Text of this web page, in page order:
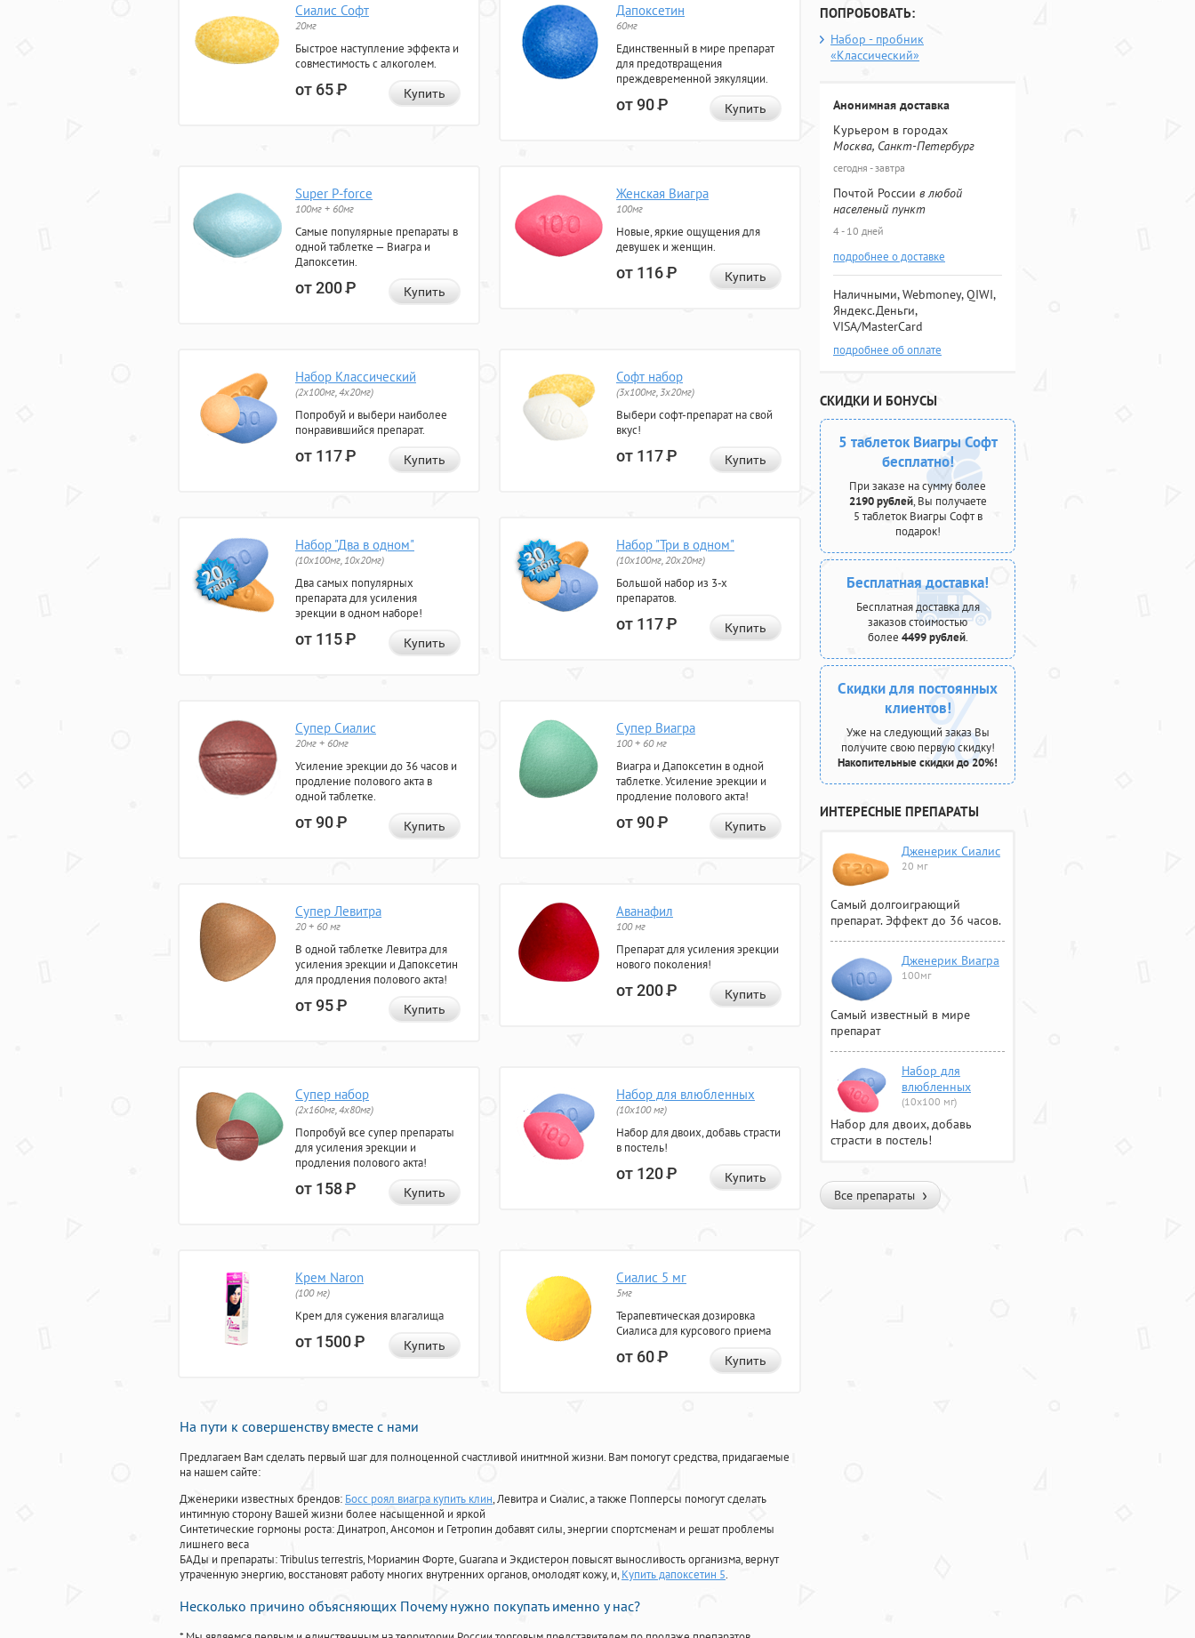
Сиалис Софт
20мг
Быстрое наступление эффекта и
совместимость с алкоголем.
от 65Р Купить
Дапоксетин
60мг
Единственный в мире препарат
для предотвращения
преждевременной эякуляции.
от 90Р Купить
Super P-force
100мг + 60мг
Самые популярные препараты в
одной таблетке — Виагра и
Дапоксетин.
от 200Р Купить
Женская Виагра
100мг
Новые, яркие ощущения для
девушек и женщин.
от 116Р Купить
Набор Классический
(2x100мг, 4x20мг)
Попробуй и выбери наиболее
понравившийся препарат.
от 117Р Купить
Софт набор
(3x100мг, 3x20мг)
Выбери софт-препарат на свой
вкус!
от 117Р Купить
Набор "Два в одном"
(10x100мг, 10x20мг)
Два самых популярных
препарата для усиления
эрекции в одном наборе!
от 115Р Купить
Набор "Три в одном"
(10x100мг, 20x20мг)
Большой набор из 3-х
препаратов.
от 117Р Купить
Супер Сиалис
20мг + 60мг
Усиление эрекции до 36 часов и
продление полового акта в
одной таблетке.
от 90Р Купить
Супер Виагра
100 + 60 мг
Виагра и Дапоксетин в одной
таблетке. Усиление эрекции и
продление полового акта!
от 90Р Купить
Супер Левитра
20 + 60 мг
В одной таблетке Левитра для
усиления эрекции и Дапоксетин
для продления полового акта!
от 95Р Купить
Аванафил
100 мг
Препарат для усиления эрекции
нового поколения!
от 200Р Купить
Супер набор
(2х160мг, 4х80мг)
Попробуй все супер препараты
для усиления эрекции и
продления полового акта!
от 158Р Купить
Набор для влюбленных
(10х100 мг)
Набор для двоих, добавь страсти
в постель!
от 120Р Купить
Крем Naron
(100 мг)
Крем для сужения влагалища
от 1500Р Купить
Сиалис 5 мг
5мг
Терапевтическая дозировка
Сиалиса для курсового приема
от 60Р Купить
На пути к совершенству вместе с нами
Предлагаем Вам сделать первый шаг для полноценной счастливой инитмной жизни. Вам помогут средства, придагаемые
на нашем сайте:
Дженерики известных брендов: Босс роял виагра купить клин, Левитра и Сиалис, а также Попперсы помогут сделать
интимную сторону Вашей жизни более насыщенной и яркой
Синтетические гормоны роста: Динатроп, Ансомон и Гетропин добавят силы, энергии спортсменам и решат проблемы
лишнего веса
БАДы и препараты:Tribulus terrestris, Мориамин Форте, Guarana и Экдистерон повысят выносливость организма, вернут
утраченную энергию, восстановят работу многих внутренних органов, омолодят кожу, и, Купить дапоксетин 5.
Несколько причино объясняющих Почему нужно покупать именно у нас?
ПОПРОБОВАТЬ:
Набор - пробник
«Классический»
Анонимная доставка
Курьером в городах
Москва, Санкт-Петербург
сегодня - завтра
Почтой России в любой
населеный пункт
4 - 10 дней
подробнее о доставке
Наличными, Webmoney, QIWI,
Яндекс.Деньги,
VISA/MasterCard
подробнее об оплате
СКИДКИ И БОНУСЫ
5 таблеток Виагры Софт
бесплатно!
При заказе на сумму более
2190 рублей, Вы получаете
5 таблеток Виагры Софт в
подарок!
Бесплатная доставка!
Бесплатная доставка для
заказов стоимостью
более 4499 рублей.
Скидки для постоянных
клиентов!
Уже на следующий заказ Вы
получите свою первую скидку!
Накопительные скидки до 20%!
ИНТЕРЕСНЫЕ ПРЕПАРАТЫ
Дженерик Сиалис
20 мг
Самый долгоиграющий
препарат. Эффект до 36 часов.
Дженерик Виагра
100мг
Самый известный в мире
препарат
Набор для
влюбленных
(10х100 мг)
Набор для двоих, добавь
страсти в постель!
Все препараты